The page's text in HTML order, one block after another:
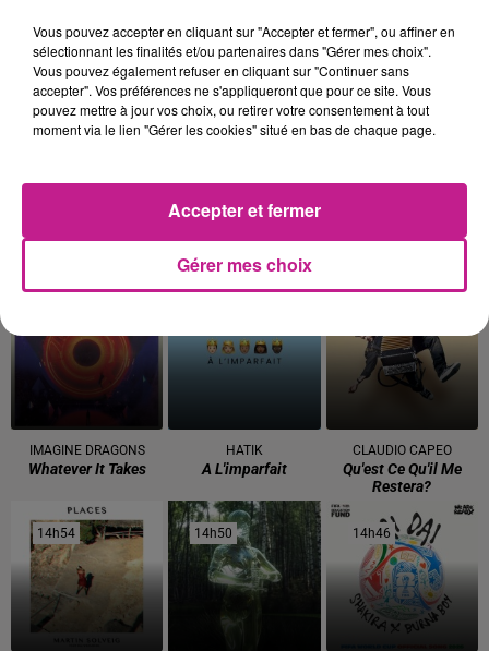
TITRES DIFFUSÉS Voir plus
15h12
15h12
SOPRANO
15h10
15h10
JULIEN LIEB FEAT. OTTA
Dis-Moi Ou
15h06
15h06
OFENBACH
IMAGINE DRAGONS
Whatever It Takes
HATIK
A L'imparfait
CLAUDIO CAPEO
Qu'est Ce Qu'il Me
Restera?
14h54
14h54 14h50
14h50 14h46
14h46
Vous pouvez accepter en cliquant sur "Accepter et fermer", ou affiner en
sélectionnant les finalités et/ou partenaires dans "Gérer mes choix".
Vous pouvez également refuser en cliquant sur "Continuer sans
accepter". Vos préférences ne s'appliqueront que pour ce site. Vous
pouvez mettre à jour vos choix, ou retirer votre consentement à tout
moment via le lien "Gérer les cookies" situé en bas de chaque page.
Gérer mes choix
Accepter et fermer